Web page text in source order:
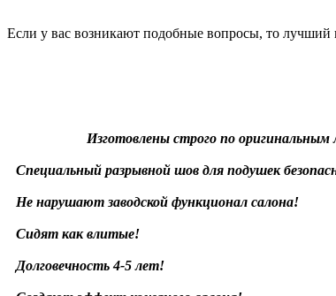
Если у вас возникают подобные вопросы, то
Изготовлены строго по оригинальным
Специальный разрывной шов для подушек
Не нарушают заводской функционал салона!
Сидят как влитые!
Долговечность 4-5 лет!